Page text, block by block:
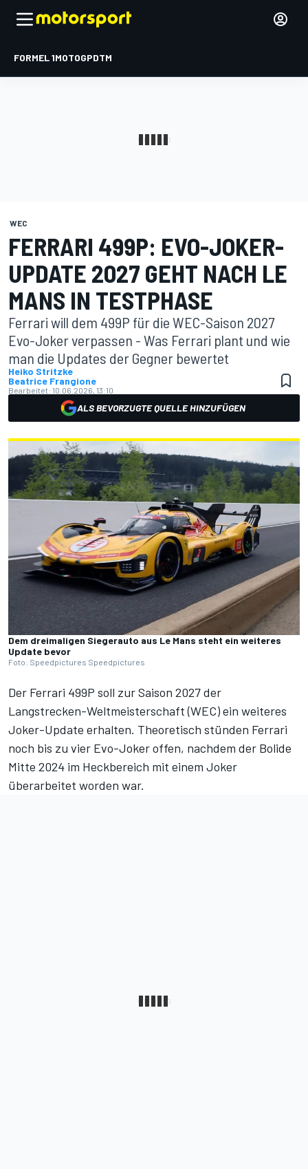
FORMEL 1MOTOGPDTM
WEC
FERRARI 499P: EVO-JOKER-
UPDATE 2027 GEHT NACH LE
MANS IN TESTPHASE
Ferrari will dem 499P für die WEC-Saison 2027
Evo-Joker verpassen - Was Ferrari plant und wie
man die Updates der Gegner bewertet
Heiko Stritzke
Beatrice Frangione
Bearbeitet: 10.06.2026, 13:10
ALS BEVORZUGTE QUELLE HINZUFÜGEN
Dem dreimaligen Siegerauto aus Le Mans steht ein weiteres
Update bevor
Foto: Speedpictures Speedpictures
Der Ferrari 499P soll zur Saison 2027 der
Langstrecken-Weltmeisterschaft (WEC) ein weiteres
Joker-Update erhalten. Theoretisch stünden Ferrari
noch bis zu vier Evo-Joker offen, nachdem der Bolide
Mitte 2024 im Heckbereich mit einem Joker
überarbeitet worden war.